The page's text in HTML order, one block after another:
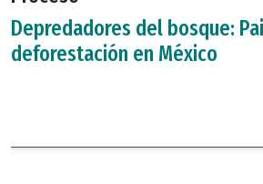
Depredadores del bosque:
deforestación en México